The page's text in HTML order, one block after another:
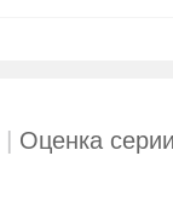
| Оценка